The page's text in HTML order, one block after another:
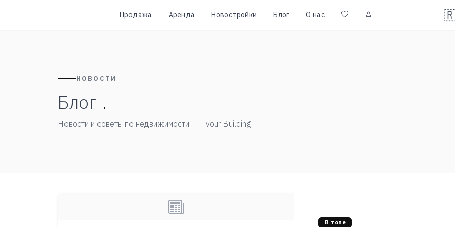
Продажа Аренда Новостройки Блог О нас
НОВОСТИ
Блог .
Новости и советы по недвижимости — Tivour Building
В топе